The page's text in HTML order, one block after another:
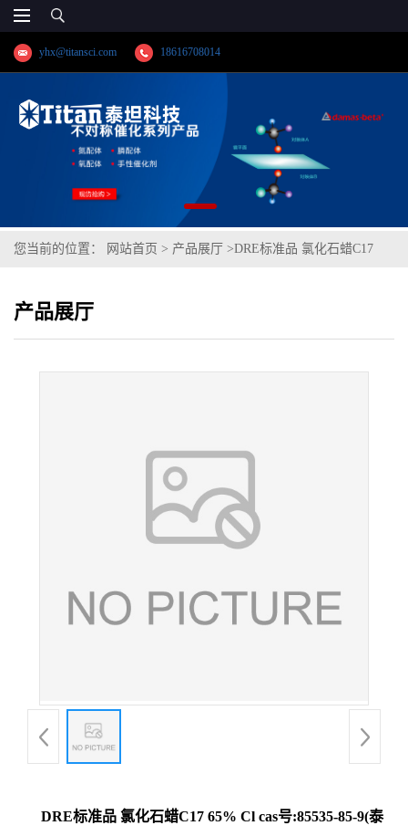
yhx@titansci.com 18616708014
您当前的位置： 网站首页 > 产品展厅 >DRE标准品 氯化石蜡C17
产品展厅
DRE标准品 氯化石蜡C17 65% Cl cas号:85535-85-9(泰